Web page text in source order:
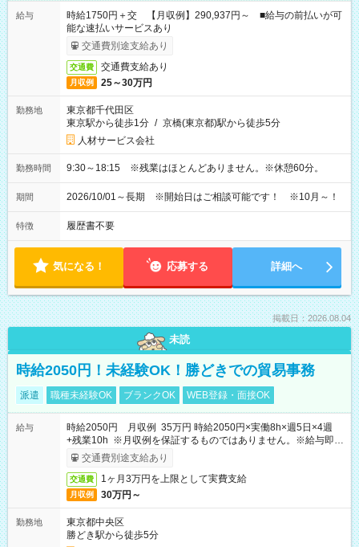
給与
時給1750円＋交 【月収例】290,937円～ ■給与の前払いが可
能な速払いサービスあり
交通費別途支給あり
交通費 交通費支給あり
月収例 25～30万円
勤務地
東京都千代田区
東京駅から徒歩1分 / 京橋(東京都)駅から徒歩5分
人材サービス会社
勤務時間 9:30～18:15 ※残業はほとんどありません。※休憩60分。
期間 2026/10/01～長期 ※開始日はご相談可能です！ ※10月～！
特徴 履歴書不要
気になる！ 応募する 詳細へ
掲載日：2026.08.04
未読
時給2050円！未経験OK！勝どきでの貿易事務
派遣 職種未経験OK ブランクOK WEB登録・面接OK
給与
時給2050円 月収例 35万円 時給2050円×実働8h×週5日×4週
+残業10h ※月収例を保証するものではありません。※給与即受
取りサービス利用可（利用条件有）
交通費別途支給あり
交通費 1ヶ月3万円を上限として実費支給
月収例 30万円～
勤務地
東京都中央区
勝どき駅から徒歩5分